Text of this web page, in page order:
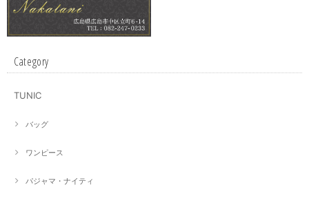
Category
TUNIC
バッグ
ワンピース
パジャマ・ナイティ